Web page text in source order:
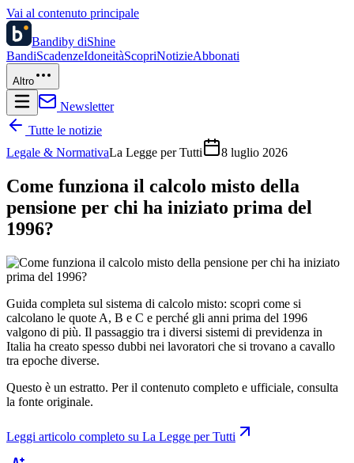
Vai al contenuto principale
Bandiby diShine
BandiScadenzeIdoneitàScopriNotizieAbbonati
Altro
Newsletter
Tutte le notizie
Legale & NormativaLa Legge per Tutti 8 luglio 2026
Come funziona il calcolo misto della
pensione per chi ha iniziato prima del
1996?
Guida completa sul sistema di calcolo misto: scopri come si
calcolano le quote A, B e C e perché gli anni prima del 1996
valgono di più. Il passaggio tra i diversi sistemi di previdenza in
Italia ha creato spesso dubbi nei lavoratori che si trovano a cavallo
tra epoche diverse.
Questo è un estratto. Per il contenuto completo e ufficiale, consulta
la fonte originale.
Leggi articolo completo su La Legge per Tutti